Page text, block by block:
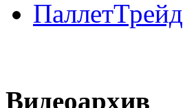
ПаллетТрейд
Видеоархив